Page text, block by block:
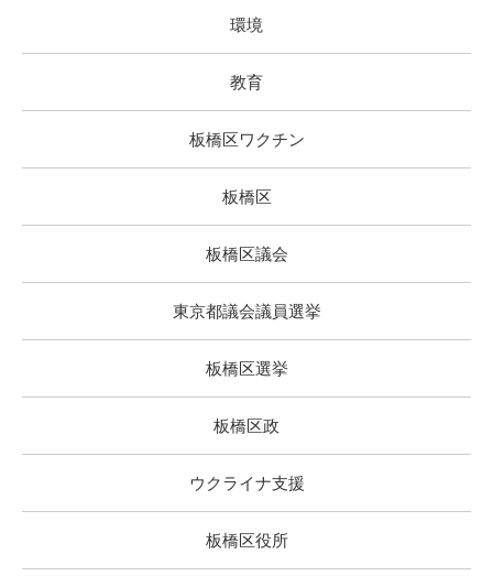
環境
教育
板橋区ワクチン
板橋区
板橋区議会
東京都議会議員選挙
板橋区選挙
板橋区政
ウクライナ支援
板橋区役所